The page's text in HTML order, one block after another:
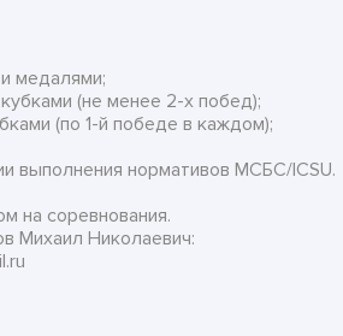
медалями;
(не менее 2-х побед);
(по 1-й победе в каждом);
выполнения нормативов МСБС/ICSU.
на соревнования.
Михаил Николаевич: